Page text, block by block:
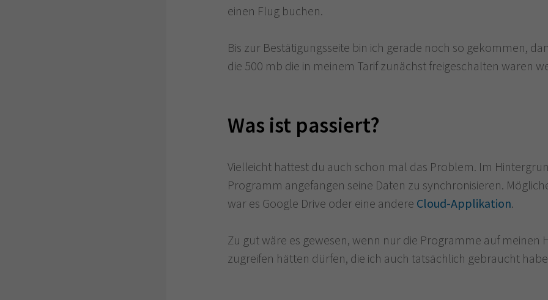
einen Flug buchen.
Bis zur Bestätigungsseite bin ich gerade noch so gekommen,
die 500 mb die in meinem Tarif zunächst freigeschalten waren
Was ist passiert?
Vielleicht hattest du auch schon mal das Problem. Im
Programm angefangen seine Daten zu synchronisieren.
war es Google Drive oder eine andere Cloud-Applikation.
Zu gut wäre es gewesen, wenn nur die Programme auf meinen
zugreifen hätten dürfen, die ich auch tatsächlich gebraucht